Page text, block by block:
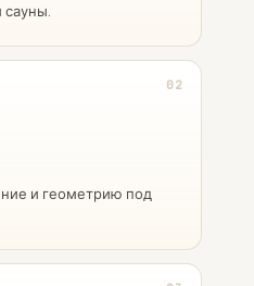
02
и геометрию под